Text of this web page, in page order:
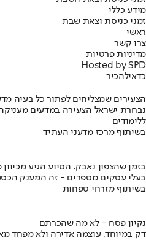
מידע כללי
זמני כניסת וצאת שבת
ראשי
צרו קשר
מדיניות פרטיות
Hosted by SPD
כדאילהכיר
הצעירים שמצליחים לפתור כל בעיה
נבחרת ישראל הצעירה במדעים
ללימודים
בשיתוף מרכז מדעני העתיד
בזמן שהצפון נאבק, הסיוע הגיע
בעלי עסקים מספרים - זה המענק
בשיתוף מזרחי טפחות
נקיון פסח - לא מה שהכרתם
דק במיוחד, עוצמה אדירה ולא מפחד